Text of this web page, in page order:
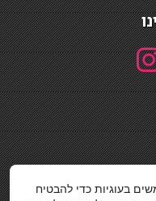
בעוגיות כדי להבטיח